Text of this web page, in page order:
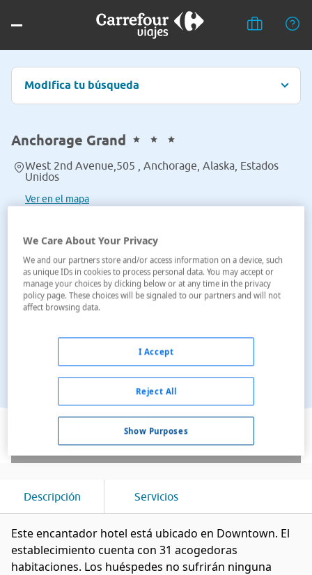
Modifica tu búsqueda
Anchorage Grand
West 2nd Avenue,505 , Anchorage, Alaska, Estados
Unidos
Ver en el mapa
Ver en el mapa
Descripción Servicios
Este encantador hotel está ubicado en Downtown. El
establecimiento cuenta con 31 acogedoras
habitaciones. Los huéspedes no sufrirán ninguna
We Care About Your Privacy
We and our partners store and/or access information on a device, such
as unique IDs in cookies to process personal data. You may accept or
manage your choices by clicking below or at any time in the privacy
policy page. These choices will be signaled to our partners and will not
affect browsing data.
Show Purposes
Reject All
I Accept